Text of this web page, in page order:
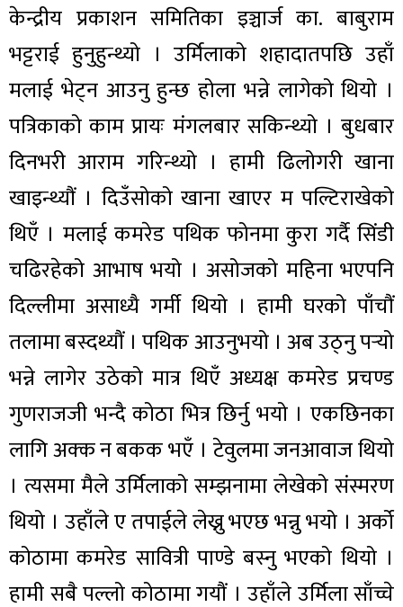
केन्द्रीय प्रकाशन समितिका इञ्चार्ज का. बाबुराम
भट्टराई हुनुहुन्थ्यो । उर्मिलाको शहादातपछि उहाँ
मलाई भेट्न आउनु हुन्छ होला भन्ने लागेको थियो ।
पत्रिकाको काम प्रायः मंगलबार सकिन्थ्यो । बुधबार
दिनभरी आराम गरिन्थ्यो । हामी ढिलोगरी खाना
खाइन्थ्यौं । दिउँसोको खाना खाएर म पल्टिराखेको
थिएँ । मलाई कमरेड पथिक फोनमा कुरा गर्दै सिंडी
चढिरहेको आभाष भयो । असोजको महिना भएपनि
दिल्लीमा असाध्यै गर्मी थियो । हामी घरको पाँचौं
तलामा बस्दथ्यौं । पथिक आउनुभयो । अब उठ्नु पर्‍यो
भन्ने लागेर उठेको मात्र थिएँ अध्यक्ष कमरेड प्रचण्ड
गुणराजजी भन्दै कोठा भित्र छिर्नु भयो । एकछिनका
लागि अक्क न बकक भएँ । टेवुलमा जनआवाज थियो
। त्यसमा मैले उर्मिलाको सम्झनामा लेखेको संस्मरण
थियो । उहाँले ए तपाईले लेख्नु भएछ भन्नु भयो । अर्को
कोठामा कमरेड सावित्री पाण्डे बस्नु भएको थियो ।
हामी सबै पल्लो कोठामा गयौं । उहाँले उर्मिला साँच्चे